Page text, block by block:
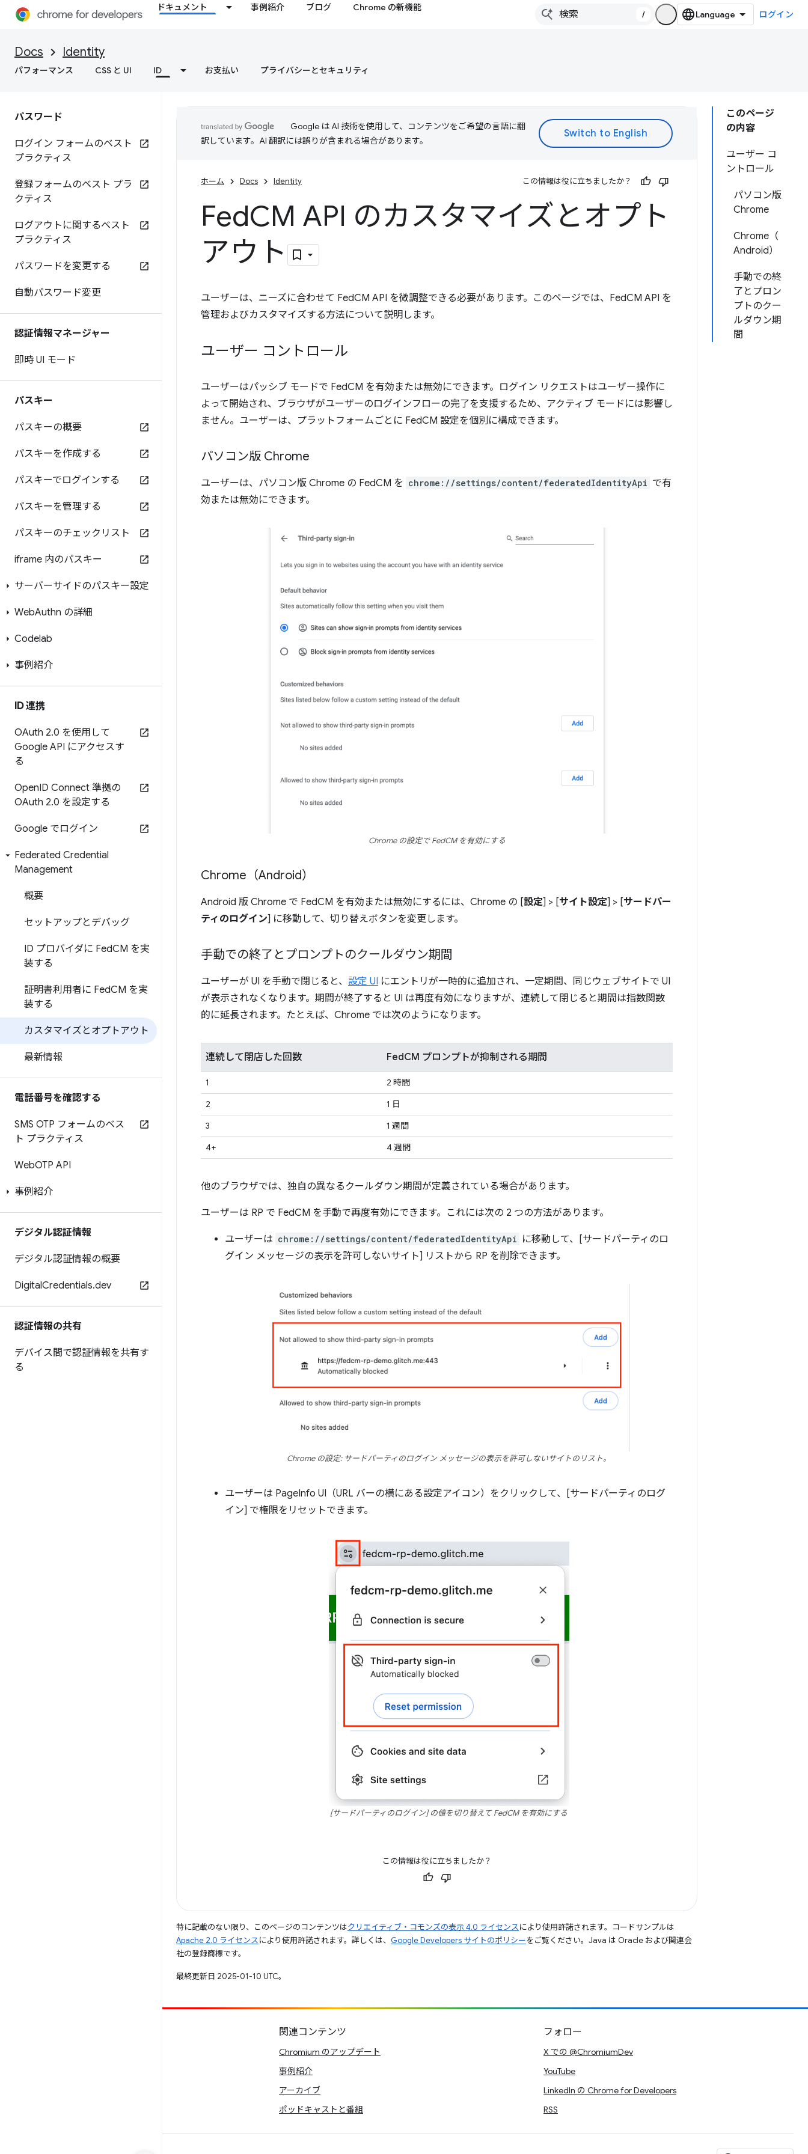
ドキュメント 事例紹介 ブログ Chrome の新機能
/ ログイン
Docs Identity
パフォーマンス CSS と UI ID お支払い プライバシーとセキュリティ
パスワード
ログイン フォームのベスト
プラクティス
登録フォームのベスト プラ
クティス
ログアウトに関するベスト
プラクティス
パスワードを変更する
自動パスワード変更
認証情報マネージャー
即時 UI モード
パスキー
パスキーの概要
パスキーを作成する
パスキーでログインする
パスキーを管理する
パスキーのチェックリスト
iframe 内のパスキー
サーバーサイドのパスキー設定
WebAuthn の詳細
Codelab
事例紹介
ID 連携
OAuth 2.0 を使用して
Google API にアクセスす
る
OpenID Connect 準拠の
OAuth 2.0 を設定する
Google でログイン
Federated Credential
Management
概要
セットアップとデバッグ
ID プロバイダに FedCM を実
装する
証明書利用者に FedCM を実
装する
カスタマイズとオプトアウト
最新情報
電話番号を確認する
SMS OTP フォームのベス
ト プラクティス
WebOTP API
事例紹介
デジタル認証情報
デジタル認証情報の概要
DigitalCredentials.dev
認証情報の共有
デバイス間で認証情報を共有す
る
このページ
の内容
ユーザー コ
ントロール
パソコン版
Chrome
Chrome（
Android）
手動での終
了とプロン
プトのクー
ルダウン期
間
Google は AI 技術を使用して、コンテンツをご希望の言語に翻
訳しています。AI 翻訳には誤りが含まれる場合があります。
ホーム Docs Identity この情報は役に立ちましたか？
FedCM API のカスタマイズとオプト
アウト
ユーザーは、ニーズに合わせて FedCM API を微調整できる必要があります。このページでは、FedCM API を
管理およびカスタマイズする方法について説明します。
ユーザー コントロール
ユーザーはパッシブ モードで FedCM を有効または無効にできます。ログイン リクエストはユーザー操作に
よって開始され、ブラウザがユーザーのログインフローの完了を支援するため、アクティブ モードには影響し
ません。ユーザーは、プラットフォームごとに FedCM 設定を個別に構成できます。
パソコン版 Chrome
ユーザーは、パソコン版 Chrome の FedCM を chrome://settings/content/federatedIdentityApi で有
効または無効にできます。
Chrome の設定で FedCM を有効にする
Chrome（Android）
Android 版 Chrome で FedCM を有効または無効にするには、Chrome の [設定] > [サイト設定] > [サードパー
ティのログイン] に移動して、切り替えボタンを変更します。
手動での終了とプロンプトのクールダウン期間
ユーザーが UI を手動で閉じると、 設定 UI にエントリが一時的に追加され、一定期間、同じウェブサイトで UI
が表示されなくなります。期間が終了すると UI は再度有効になりますが、連続して閉じると期間は指数関数
的に延長されます。たとえば、Chrome では次のようになります。
連続して閉店した回数 FedCM プロンプトが抑制される期間
1
2 時間
2
1 日
3
1 週間
4+
4 週間
他のブラウザでは、独自の異なるクールダウン期間が定義されている場合があります。
ユーザーは RP で FedCM を手動で再度有効にできます。これには次の 2 つの方法があります。
ユーザーは chrome://settings/content/federatedIdentityApi に移動して、[サードパーティのロ
グイン メッセージの表示を許可しないサイト] リストから RP を削除できます。
Chrome の設定: サードパーティのログイン メッセージの表示を許可しないサイトのリスト。
ユーザーは PageInfo UI（URL バーの横にある設定アイコン）をクリックして、[サードパーティのログ
イン] で権限をリセットできます。
[サードパーティのログイン] の値を切り替えて FedCM を有効にする
この情報は役に立ちましたか？
特に記載のない限り、このページのコンテンツはクリエイティブ・コモンズの表示 4.0 ライセンスにより使用許諾されます。コードサンプルは
Apache 2.0 ライセンスにより使用許諾されます。詳しくは、 Google Developers サイトのポリシーをご覧ください。Java は Oracle および関連会
社の登録商標です。
最終更新日 2025-01-10 UTC。
関連コンテンツ
Chromium のアップデート
事例紹介
アーカイブ
ポッドキャストと番組
フォロー
X での @ChromiumDev
YouTube
LinkedIn の Chrome for Developers
RSS